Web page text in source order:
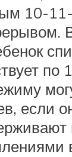
10-
по
если